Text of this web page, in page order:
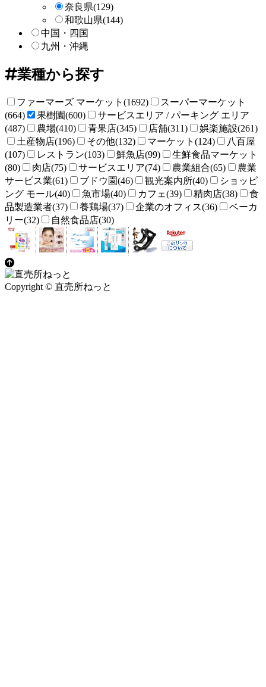
奈良県(129)
和歌山県(144)
中国・四国
九州・沖縄
業種から探す
ファーマーズ マーケット(1692)
スーパーマーケット
(664)
果樹園(600)
サービスエリア / パーキング エリア
(487)
農場(410) 青果店(345) 店舗(311)
娯楽施設(261)
土産物店(196)
その他(132) マーケット(124)
八百屋
(107)
レストラン(103) 鮮魚店(99)
生鮮食品マーケット
(80)
肉店(75) サービスエリア(74) 農業組合(65)
農業
サービス業(61)
ブドウ園(46) 観光案内所(40)
ショッピ
ング モール(40)
魚市場(40) カフェ(39) 精肉店(38)
食
品製造業者(37)
養鶏場(37) 企業のオフィス(36)
ベーカ
リー(32)
自然食品店(30)
Copyright © 直売所ねっと